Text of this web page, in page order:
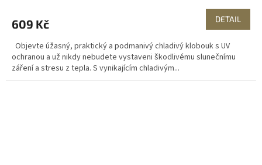
609 Kč DETAIL
Objevte úžasný, praktický a podmanivý chladivý klobouk s UV
ochranou a už nikdy nebudete vystaveni škodlivému slunečnímu
záření a stresu z tepla. S vynikajícím chladivým...